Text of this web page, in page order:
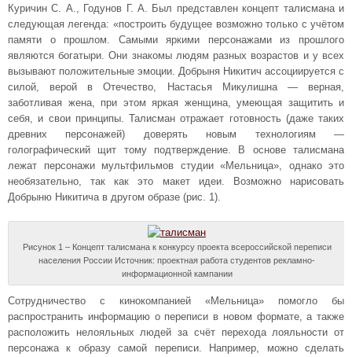
Куричин С. А., Годунов Г. А. Был представлен концепт талисмана и
следующая легенда: «построить будущее возможно только с учётом
памяти о прошлом. Самыми яркими персонажами из прошлого
являются богатыри. Они знакомы людям разных возрастов и у всех
вызывают положительные эмоции. Добрыня Никитич ассоциируется с
силой, верой в Отечество, Настасья Микулишна — верная,
заботливая жена, при этом яркая женщина, умеющая защитить и
себя, и свои принципы. Талисман отражает готовность (даже таких
древних персонажей) доверять новым технологиям —
голографический щит тому подтверждение. В основе талисмана
лежат персонажи мультфильмов студии «Мельница», однако это
необязательно, так как это макет идеи. Возможно нарисовать
Добрыню Никитича в другом образе (рис. 1).
Рисунок 1 – Концепт талисмана к конкурсу проекта всероссийской переписи
населения России Источник: проектная работа студентов рекламно-
информационной кампании
Сотрудничество с кинокомпанией «Мельница» помогло бы
распространить информацию о переписи в новом формате, а также
расположить нелояльных людей за счёт перехода лояльности от
персонажа к образу самой переписи. Например, можно сделать